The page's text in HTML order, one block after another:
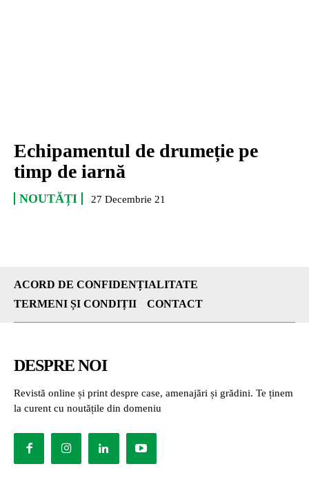
Echipamentul de drumeție pe
timp de iarnă
NOUTĂȚI 27 Decembrie 21
ACORD DE CONFIDENȚIALITATE
TERMENI ȘI CONDIȚII
CONTACT
DESPRE NOI
Revistă online și print despre case, amenajări și grădini. Te ținem
la curent cu noutățile din domeniu